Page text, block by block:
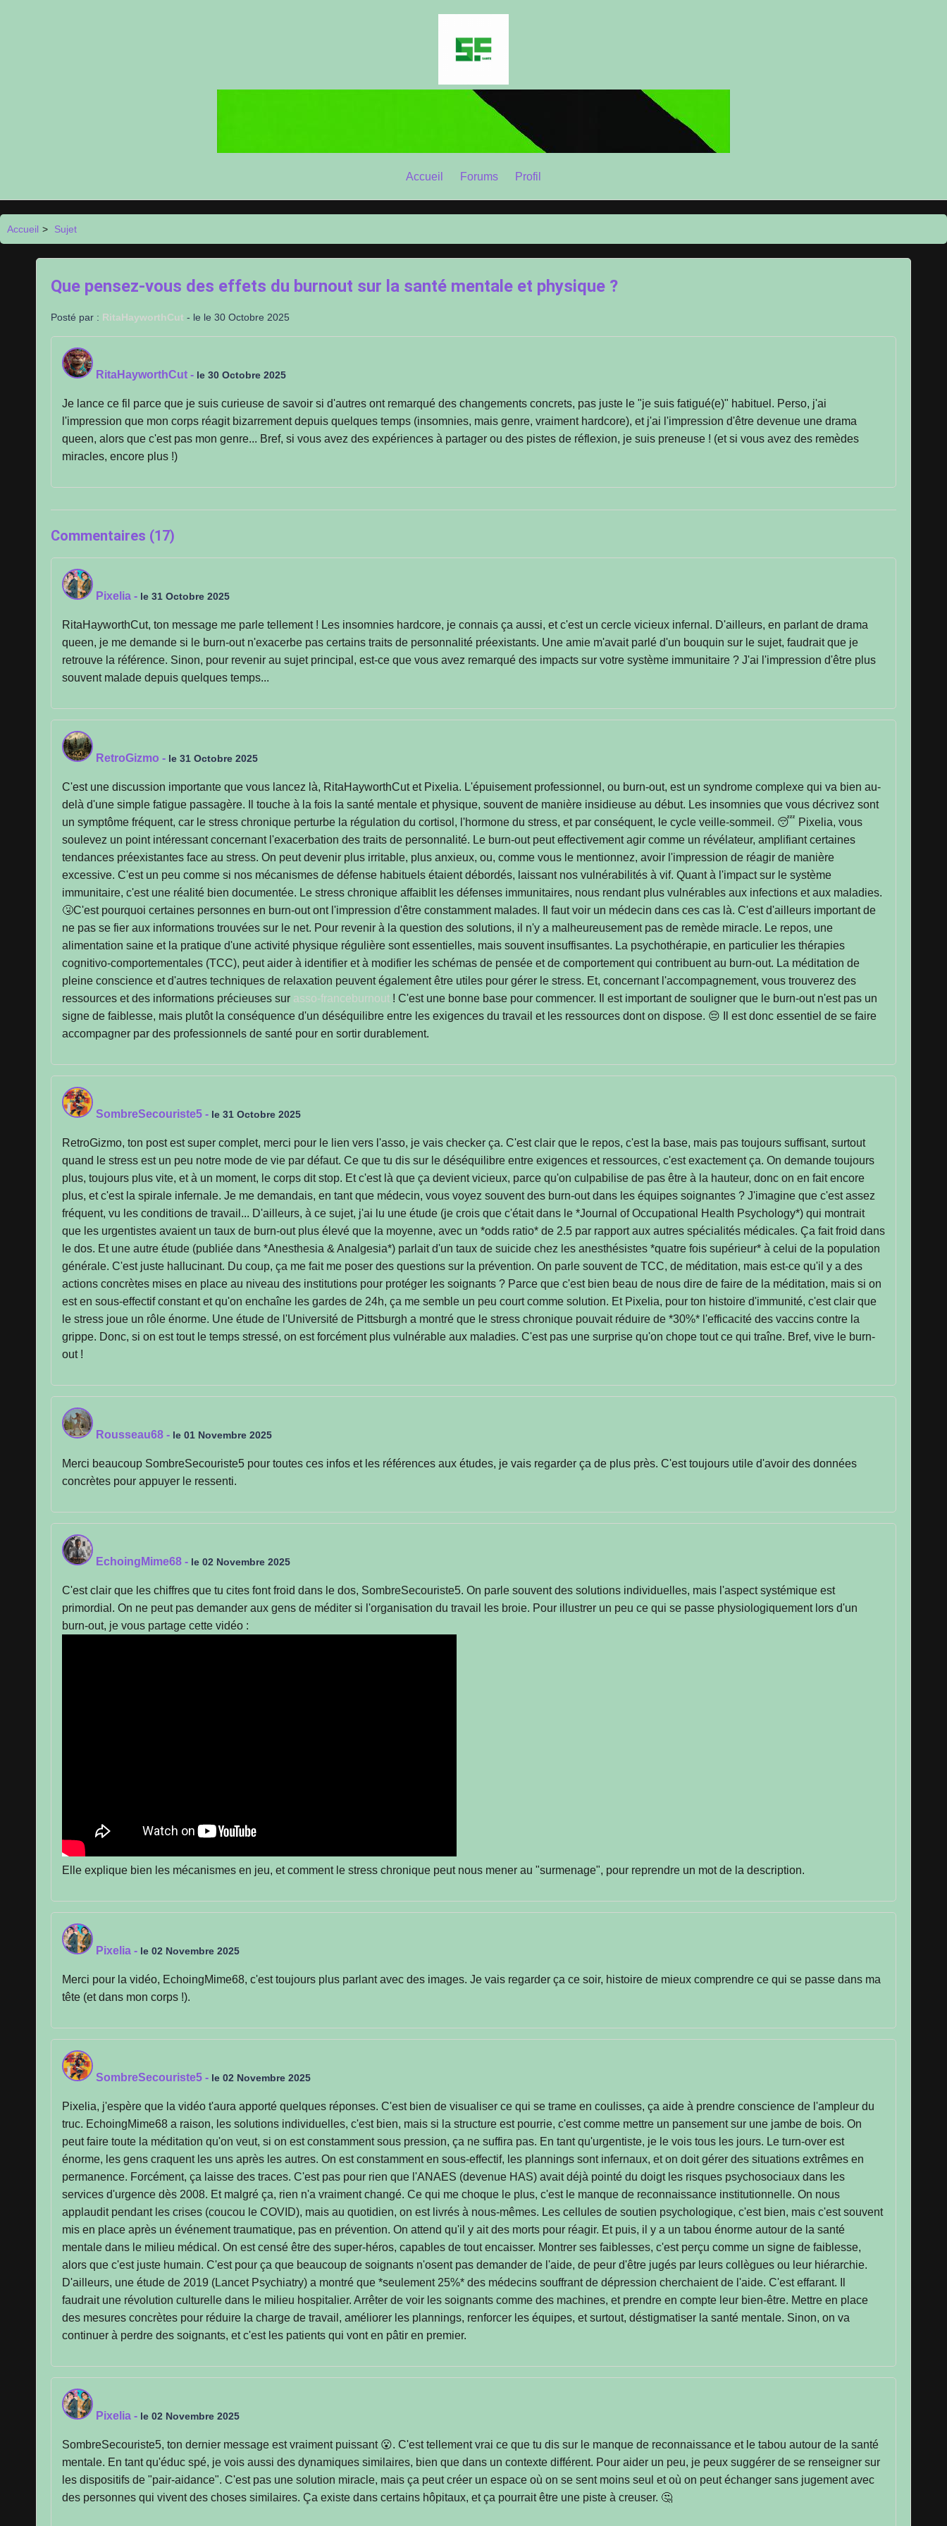
Accueil Forums Profil
Accueil > Sujet
Que pensez-vous des effets du burnout sur la santé mentale et physique ?
Posté par : RitaHayworthCut - le le 30 Octobre 2025
RitaHayworthCut - le 30 Octobre 2025
Je lance ce fil parce que je suis curieuse de savoir si d'autres ont remarqué des changements concrets, pas juste le "je suis fatigué(e)" habituel. Perso, j'ai
l'impression que mon corps réagit bizarrement depuis quelques temps (insomnies, mais genre, vraiment hardcore), et j'ai l'impression d'être devenue une drama
queen, alors que c'est pas mon genre... Bref, si vous avez des expériences à partager ou des pistes de réflexion, je suis preneuse ! (et si vous avez des remèdes
miracles, encore plus !)
Commentaires (17)
Pixelia - le 31 Octobre 2025
RitaHayworthCut, ton message me parle tellement ! Les insomnies hardcore, je connais ça aussi, et c'est un cercle vicieux infernal. D'ailleurs, en parlant de drama
queen, je me demande si le burn-out n'exacerbe pas certains traits de personnalité préexistants. Une amie m'avait parlé d'un bouquin sur le sujet, faudrait que je
retrouve la référence. Sinon, pour revenir au sujet principal, est-ce que vous avez remarqué des impacts sur votre système immunitaire ? J'ai l'impression d'être plus
souvent malade depuis quelques temps...
RetroGizmo - le 31 Octobre 2025
C'est une discussion importante que vous lancez là, RitaHayworthCut et Pixelia. L'épuisement professionnel, ou burn-out, est un syndrome complexe qui va bien au-
delà d'une simple fatigue passagère. Il touche à la fois la santé mentale et physique, souvent de manière insidieuse au début. Les insomnies que vous décrivez sont
un symptôme fréquent, car le stress chronique perturbe la régulation du cortisol, l'hormone du stress, et par conséquent, le cycle veille-sommeil. 😴 Pixelia, vous
soulevez un point intéressant concernant l'exacerbation des traits de personnalité. Le burn-out peut effectivement agir comme un révélateur, amplifiant certaines
tendances préexistantes face au stress. On peut devenir plus irritable, plus anxieux, ou, comme vous le mentionnez, avoir l'impression de réagir de manière
excessive. C'est un peu comme si nos mécanismes de défense habituels étaient débordés, laissant nos vulnérabilités à vif. Quant à l'impact sur le système
immunitaire, c'est une réalité bien documentée. Le stress chronique affaiblit les défenses immunitaires, nous rendant plus vulnérables aux infections et aux maladies.
🤧C'est pourquoi certaines personnes en burn-out ont l'impression d'être constamment malades. Il faut voir un médecin dans ces cas là. C'est d'ailleurs important de
ne pas se fier aux informations trouvées sur le net. Pour revenir à la question des solutions, il n'y a malheureusement pas de remède miracle. Le repos, une
alimentation saine et la pratique d'une activité physique régulière sont essentielles, mais souvent insuffisantes. La psychothérapie, en particulier les thérapies
cognitivo-comportementales (TCC), peut aider à identifier et à modifier les schémas de pensée et de comportement qui contribuent au burn-out. La méditation de
pleine conscience et d'autres techniques de relaxation peuvent également être utiles pour gérer le stress. Et, concernant l'accompagnement, vous trouverez des
ressources et des informations précieuses sur asso-franceburnout ! C'est une bonne base pour commencer. Il est important de souligner que le burn-out n'est pas un
signe de faiblesse, mais plutôt la conséquence d'un déséquilibre entre les exigences du travail et les ressources dont on dispose. 😔 Il est donc essentiel de se faire
accompagner par des professionnels de santé pour en sortir durablement.
SombreSecouriste5 - le 31 Octobre 2025
RetroGizmo, ton post est super complet, merci pour le lien vers l'asso, je vais checker ça. C'est clair que le repos, c'est la base, mais pas toujours suffisant, surtout
quand le stress est un peu notre mode de vie par défaut. Ce que tu dis sur le déséquilibre entre exigences et ressources, c'est exactement ça. On demande toujours
plus, toujours plus vite, et à un moment, le corps dit stop. Et c'est là que ça devient vicieux, parce qu'on culpabilise de pas être à la hauteur, donc on en fait encore
plus, et c'est la spirale infernale. Je me demandais, en tant que médecin, vous voyez souvent des burn-out dans les équipes soignantes ? J'imagine que c'est assez
fréquent, vu les conditions de travail... D'ailleurs, à ce sujet, j'ai lu une étude (je crois que c'était dans le *Journal of Occupational Health Psychology*) qui montrait
que les urgentistes avaient un taux de burn-out plus élevé que la moyenne, avec un *odds ratio* de 2.5 par rapport aux autres spécialités médicales. Ça fait froid dans
le dos. Et une autre étude (publiée dans *Anesthesia & Analgesia*) parlait d'un taux de suicide chez les anesthésistes *quatre fois supérieur* à celui de la population
générale. C'est juste hallucinant. Du coup, ça me fait me poser des questions sur la prévention. On parle souvent de TCC, de méditation, mais est-ce qu'il y a des
actions concrètes mises en place au niveau des institutions pour protéger les soignants ? Parce que c'est bien beau de nous dire de faire de la méditation, mais si on
est en sous-effectif constant et qu'on enchaîne les gardes de 24h, ça me semble un peu court comme solution. Et Pixelia, pour ton histoire d'immunité, c'est clair que
le stress joue un rôle énorme. Une étude de l'Université de Pittsburgh a montré que le stress chronique pouvait réduire de *30%* l'efficacité des vaccins contre la
grippe. Donc, si on est tout le temps stressé, on est forcément plus vulnérable aux maladies. C'est pas une surprise qu'on chope tout ce qui traîne. Bref, vive le burn-
out !
Rousseau68 - le 01 Novembre 2025
Merci beaucoup SombreSecouriste5 pour toutes ces infos et les références aux études, je vais regarder ça de plus près. C'est toujours utile d'avoir des données
concrètes pour appuyer le ressenti.
EchoingMime68 - le 02 Novembre 2025
C'est clair que les chiffres que tu cites font froid dans le dos, SombreSecouriste5. On parle souvent des solutions individuelles, mais l'aspect systémique est
primordial. On ne peut pas demander aux gens de méditer si l'organisation du travail les broie. Pour illustrer un peu ce qui se passe physiologiquement lors d'un
burn-out, je vous partage cette vidéo :
Elle explique bien les mécanismes en jeu, et comment le stress chronique peut nous mener au "surmenage", pour reprendre un mot de la description.
Pixelia - le 02 Novembre 2025
Merci pour la vidéo, EchoingMime68, c'est toujours plus parlant avec des images. Je vais regarder ça ce soir, histoire de mieux comprendre ce qui se passe dans ma
tête (et dans mon corps !).
SombreSecouriste5 - le 02 Novembre 2025
Pixelia, j'espère que la vidéo t'aura apporté quelques réponses. C'est bien de visualiser ce qui se trame en coulisses, ça aide à prendre conscience de l'ampleur du
truc. EchoingMime68 a raison, les solutions individuelles, c'est bien, mais si la structure est pourrie, c'est comme mettre un pansement sur une jambe de bois. On
peut faire toute la méditation qu'on veut, si on est constamment sous pression, ça ne suffira pas. En tant qu'urgentiste, je le vois tous les jours. Le turn-over est
énorme, les gens craquent les uns après les autres. On est constamment en sous-effectif, les plannings sont infernaux, et on doit gérer des situations extrêmes en
permanence. Forcément, ça laisse des traces. C'est pas pour rien que l'ANAES (devenue HAS) avait déjà pointé du doigt les risques psychosociaux dans les
services d'urgence dès 2008. Et malgré ça, rien n'a vraiment changé. Ce qui me choque le plus, c'est le manque de reconnaissance institutionnelle. On nous
applaudit pendant les crises (coucou le COVID), mais au quotidien, on est livrés à nous-mêmes. Les cellules de soutien psychologique, c'est bien, mais c'est souvent
mis en place après un événement traumatique, pas en prévention. On attend qu'il y ait des morts pour réagir. Et puis, il y a un tabou énorme autour de la santé
mentale dans le milieu médical. On est censé être des super-héros, capables de tout encaisser. Montrer ses faiblesses, c'est perçu comme un signe de faiblesse,
alors que c'est juste humain. C'est pour ça que beaucoup de soignants n'osent pas demander de l'aide, de peur d'être jugés par leurs collègues ou leur hiérarchie.
D'ailleurs, une étude de 2019 (Lancet Psychiatry) a montré que *seulement 25%* des médecins souffrant de dépression cherchaient de l'aide. C'est effarant. Il
faudrait une révolution culturelle dans le milieu hospitalier. Arrêter de voir les soignants comme des machines, et prendre en compte leur bien-être. Mettre en place
des mesures concrètes pour réduire la charge de travail, améliorer les plannings, renforcer les équipes, et surtout, déstigmatiser la santé mentale. Sinon, on va
continuer à perdre des soignants, et c'est les patients qui vont en pâtir en premier.
Pixelia - le 02 Novembre 2025
SombreSecouriste5, ton dernier message est vraiment puissant 😮. C'est tellement vrai ce que tu dis sur le manque de reconnaissance et le tabou autour de la santé
mentale. En tant qu'éduc spé, je vois aussi des dynamiques similaires, bien que dans un contexte différent. Pour aider un peu, je peux suggérer de se renseigner sur
les dispositifs de "pair-aidance". C'est pas une solution miracle, mais ça peut créer un espace où on se sent moins seul et où on peut échanger sans jugement avec
des personnes qui vivent des choses similaires. Ça existe dans certains hôpitaux, et ça pourrait être une piste à creuser. 🤔